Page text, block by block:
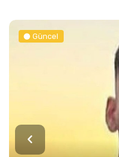
Güncel